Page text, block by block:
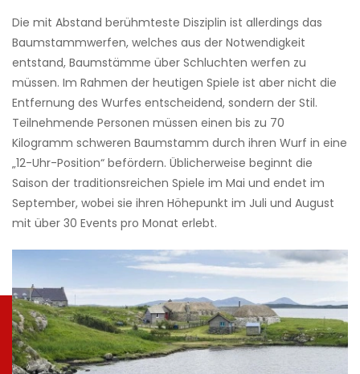
Die mit Abstand berühmteste Disziplin ist allerdings das
Baumstammwerfen, welches aus der Notwendigkeit
entstand, Baumstämme über Schluchten werfen zu
müssen. Im Rahmen der heutigen Spiele ist aber nicht die
Entfernung des Wurfes entscheidend, sondern der Stil.
Teilnehmende Personen müssen einen bis zu 70
Kilogramm schweren Baumstamm durch ihren Wurf in eine
„12-Uhr-Position“ befördern. Üblicherweise beginnt die
Saison der traditionsreichen Spiele im Mai und endet im
September, wobei sie ihren Höhepunkt im Juli und August
mit über 30 Events pro Monat erlebt.